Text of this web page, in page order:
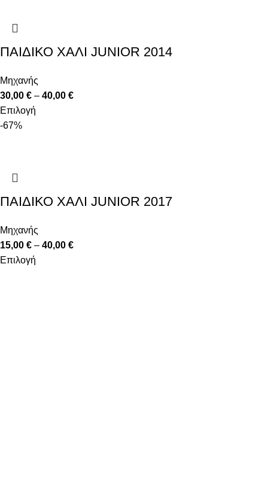
ΠΑΙΔΙΚΌ ΧΑΛΊ JUNIOR 2014
Μηχανής
30,00 € – 40,00 €
Επιλογή
-67%
ΠΑΙΔΙΚΌ ΧΑΛΊ JUNIOR 2017
Μηχανής
15,00 € – 40,00 €
Επιλογή